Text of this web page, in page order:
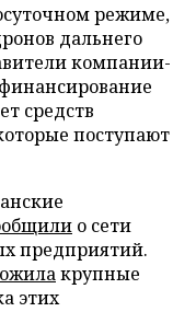
режиме,
дальнего
компании-
средств
поступают
о сети
предприятий.
крупные
этих